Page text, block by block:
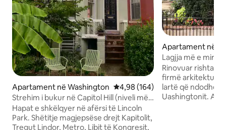
Apartament në Washington Vlerësimi mesatar 4,98 nga 5,
4,98 (164)
Strehim i bukur në Capitol Hill (niveli më i
ulët)
Hapat e shkëlqyer në afërsi të Lincoln
Park. Shëtitje magjepsëse drejt Kapitolit,
Tregut Lindor, Metro, Libit të Kongresit,
Apartament në
Lagjja më e mirë
Luxury-DC
Rinovuar rishtas
firmë
lartë që ndodhet
Uashingtonit. Afrohu në këmbë drejt